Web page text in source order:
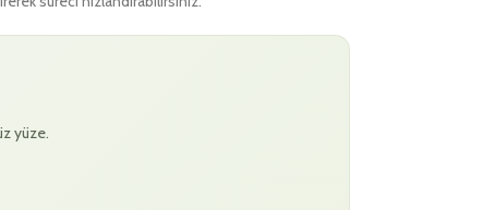
yüze.